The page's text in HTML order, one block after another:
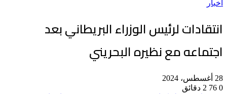
أخبار
انتقادات لرئيس الوزراء البريطاني بعد
اجتماعه مع نظيره البحريني
28 أغسطس، 2024
0
2 دقائق